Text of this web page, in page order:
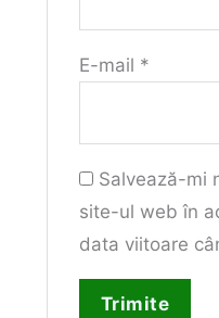
E-mail *
Salvează-mi
site-ul web în
data viitoare